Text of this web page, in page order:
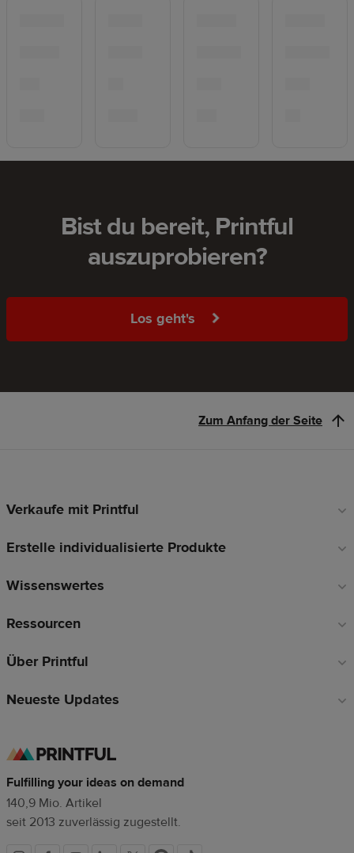
Bist du bereit, Printful
auszuprobieren?
Los geht's
Zum Anfang der Seite
Fußzeilen-
Verkaufe mit Printful
Erstelle individualisierte Produkte
Wissenswertes
Ressourcen
Über Printful
Neueste Updates
Fulfilling your ideas on demand
140,9 Mio. Artikel
seit 2013 zuverlässig zugestellt.